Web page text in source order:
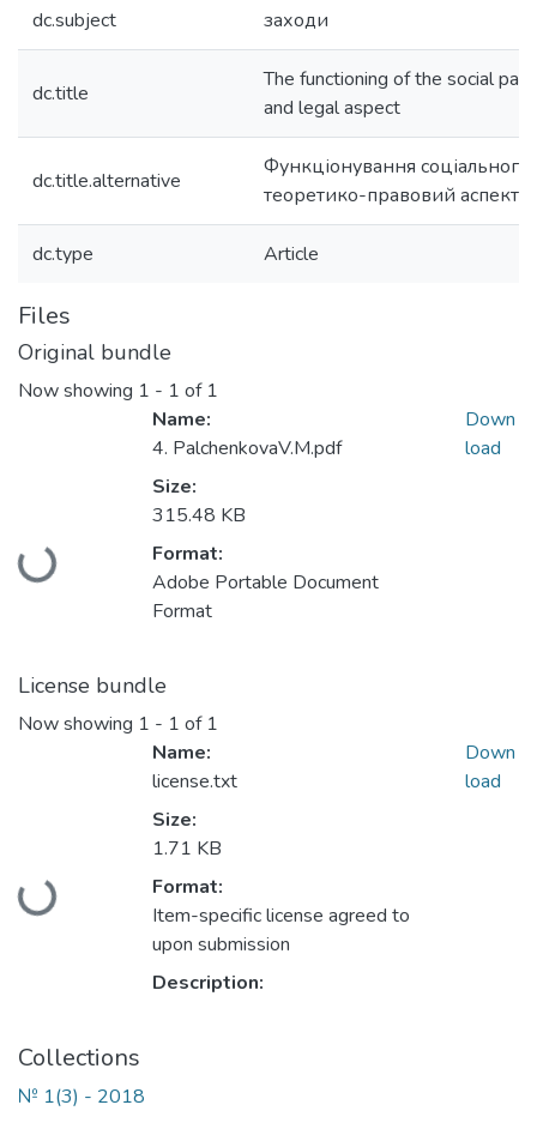
dc.subject заходи
dc.title
The functioning of the social
and legal aspect
dc.title.alternative
Функціонування
теоретико-правовий аспект
dc.type Article
Files
Original bundle
Now showing 1 - 1 of 1
Loading...
Name:
4. PalchenkovaV.M.pdf
Size:
315.48 KB
Format:
Adobe Portable Document
Format
Down
load
License bundle
Now showing 1 - 1 of 1
Loading...
Name:
license.txt
Size:
1.71 KB
Format:
Item-specific license agreed to
upon submission
Description:
Down
load
Collections
№ 1(3) - 2018